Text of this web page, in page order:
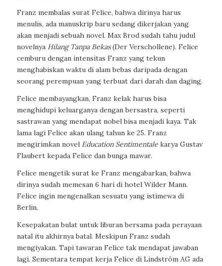
Franz membalas surat Felice, bahwa dirinya harus
menulis, ada manuskrip baru sedang dikerjakan yang
akan menjadi sebuah novel. Max Brod sudah tahu judul
novelnya Hilang Tanpa Bekas(Der Verschollene). Felice
cemburu dengan intensitas Franz yang tekun
menghabiskan waktu di alam bebas daripada dengan
seorang perempuan yang terbuat dari darah dan daging.
Felice membayangkan, Franz kelak harus bisa
menghidupi keluarganya dengan bersastra, seperti
sastrawan yang mendapat nobel bisa menjadi kaya. Tak
lama lagi Felice akan ulang tahun ke 25. Franz
mengirimkan novel Education Sentimentalekarya Gustav
Flaubert kepada Felice dan bunga mawar.
Felice mengetik surat ke Franz mengabarkan, bahwa
dirinya sudah memesan 6 hari di hotel Wilder Mann.
Felice ingin mengenalkan sesuatu yang istimewa di
Berlin.
Kesepakatan bulat untuk liburan bersama pada perayaan
natal itu akhirnya batal. Meskipun Franz sudah
mengiyakan. Tapi tawaran Felice tak mendapat jawaban
lagi. Sementara tempat kerja Felice di Lindström AG ada